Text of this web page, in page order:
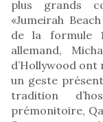
plus grands
«Jumeirah
de la formule
allemand,
d’Hollywood
un geste
tradition
prémonitoire,